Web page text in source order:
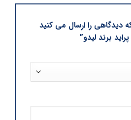
دیدگاهی را ارسال می کنید
برند لیدو”